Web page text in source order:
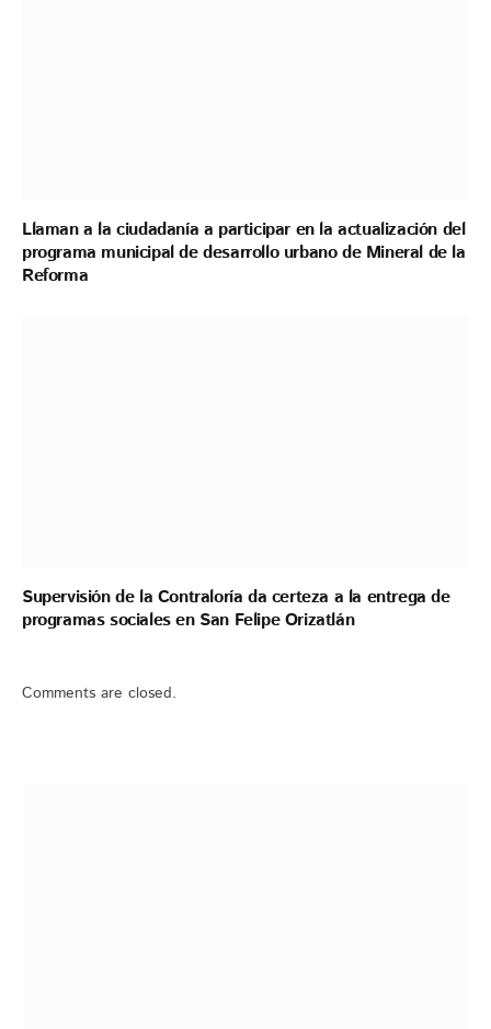
Llaman a la ciudadanía a participar en la actualización del
programa municipal de desarrollo urbano de Mineral de la
Reforma
Supervisión de la Contraloría da certeza a la entrega de
programas sociales en San Felipe Orizatlán
Comments are closed.